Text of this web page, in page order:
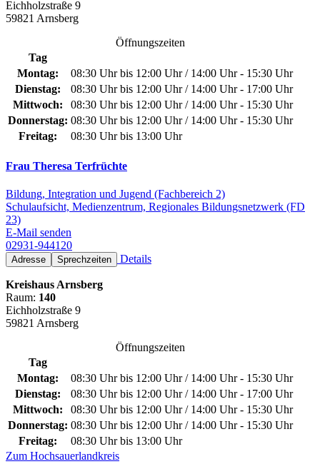
Eichholzstraße 9
59821 Arnsberg
Öffnungszeiten
Tag
Montag:
08:30 Uhr bis 12:00 Uhr / 14:00 Uhr - 15:30 Uhr
Dienstag:
08:30 Uhr bis 12:00 Uhr / 14:00 Uhr - 17:00 Uhr
Mittwoch:
08:30 Uhr bis 12:00 Uhr / 14:00 Uhr - 15:30 Uhr
Donnerstag: 08:30 Uhr bis 12:00 Uhr / 14:00 Uhr - 15:30 Uhr
Freitag:
08:30 Uhr bis 13:00 Uhr
Frau Theresa Terfrüchte
Bildung, Integration und Jugend (Fachbereich 2)
Schulaufsicht, Medienzentrum, Regionales Bildungsnetzwerk (FD
23)
E-Mail senden
02931-944120
Adresse Sprechzeiten Details
Kreishaus Arnsberg
Raum: 140
Eichholzstraße 9
59821 Arnsberg
Öffnungszeiten
Tag
Montag:
08:30 Uhr bis 12:00 Uhr / 14:00 Uhr - 15:30 Uhr
Dienstag:
08:30 Uhr bis 12:00 Uhr / 14:00 Uhr - 17:00 Uhr
Mittwoch:
08:30 Uhr bis 12:00 Uhr / 14:00 Uhr - 15:30 Uhr
Donnerstag: 08:30 Uhr bis 12:00 Uhr / 14:00 Uhr - 15:30 Uhr
Freitag:
08:30 Uhr bis 13:00 Uhr
Zum Hochsauerlandkreis